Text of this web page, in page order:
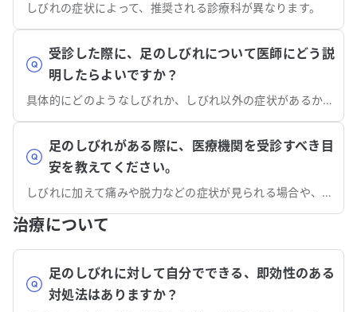
に、どの科
ただけると
願いいたし
しびれの症状によって、推奨される診療科が異なります。
受診した際に、足のしびれについて医師にどう説
明したらよいですか？
具体的にどのようなしびれか、しびれ以外の症状があるか、持病はあるかなどを説明しましょう。
足のしびれがある際に、医療機関を受診すべき目
安を教えてください。
しびれに加えて痛みや脱力などの症状が見られる場合や、しびれが続いて日常生活に影響が出ている場合は受診を検討しましょう。
治療について
足のしびれに対して自分でできる、即効性のある
対処法はありますか？